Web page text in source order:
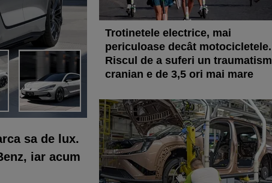
sa de lux.
iar acum
Trotinetele electrice, mai
periculoase decât motocicletele.
Riscul de a suferi un traumatism
cranian e de 3,5 ori mai mare